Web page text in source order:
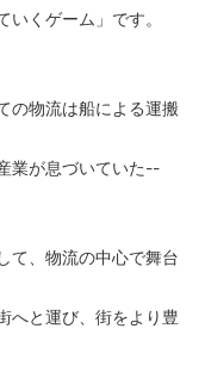
くゲーム」です。
の物流は船による運搬
業が息づいていた--
て、物流の中心で舞台
へと運び、街をより豊